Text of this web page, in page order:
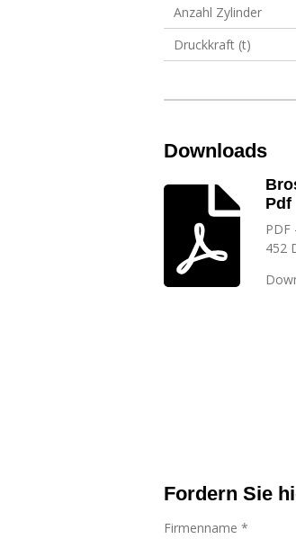
Anzahl Zylinder
Druckkraft (t)
Downloads
Pdf
PDF
452
Fordern Sie
Firmenname *